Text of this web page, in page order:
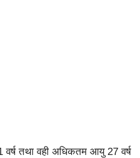
तथा वही अधिकतम आयु 27 वर्ष